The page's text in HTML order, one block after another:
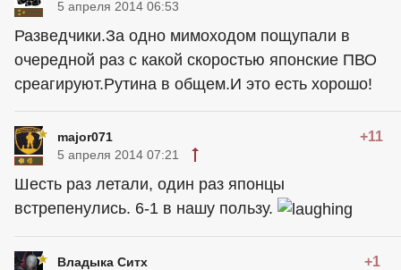
5 апреля 2014 06:53
Разведчики.За одно мимоходом пощупали в
очередной раз с какой скоростью японские ПВО
среагируют.Рутина в общем.И это есть хорошо!
major071 +11
5 апреля 2014 07:21
Шесть раз летали, один раз японцы
встрепенулись. 6-1 в нашу пользу.
Владыка Ситх +1